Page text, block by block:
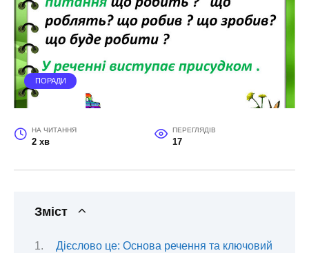
ПОРАДИ
НА ЧИТАННЯ
2 хв
ПЕРЕГЛЯДІВ
17
Зміст
Дієслово це: Основа речення та ключовий